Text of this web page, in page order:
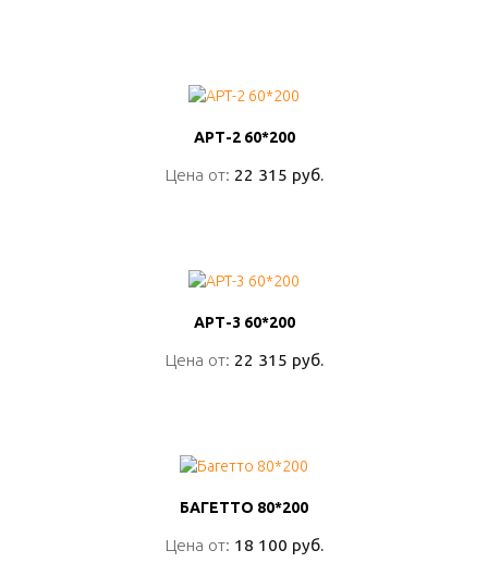
АРТ-2 60*200
Цена от: 22 315 руб.
АРТ-2 60*200
Цена от: 22 315 руб.
АРТ-3 60*200
Цена от: 22 315 руб.
АРТ-3 60*200
Цена от: 22 315 руб.
БАГЕТТО 80*200
Цена от: 18 100 руб.
БАГЕТТО 80*200
Цена от: 18 100 руб.